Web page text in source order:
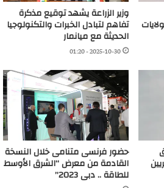
وزير الزراعة يشهد توقيع مذكرة
تفاهم لتبادل الخبرات والتكنولوجيا
الحديثة مع ميانمار
2025-10-30 - 01:20
حضور فرنسى متنامى خلال النسخة
القادمة من معرض “الشرق الأوسط
للطاقة .. دبى 2023”